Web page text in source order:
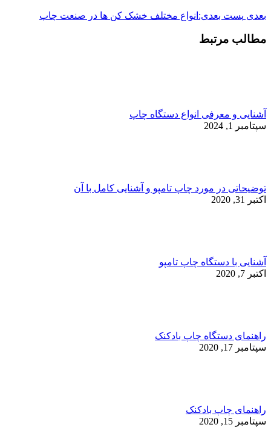
بعدی پست بعدی: انواع مختلف خشک کن ها در صنعت چاپ
مطالب مرتبط
آشنایی و معرفی انواع دستگاه چاپ
سپتامبر 1, 2024
توضیحاتی در مورد چاپ تامپو و آشنایی کامل با آن
اکتبر 31, 2020
آشنایی با دستگاه چاپ تامپو
اکتبر 7, 2020
راهنمای دستگاه چاپ بادکنک
سپتامبر 17, 2020
راهنمای چاپ بادکنک
سپتامبر 15, 2020